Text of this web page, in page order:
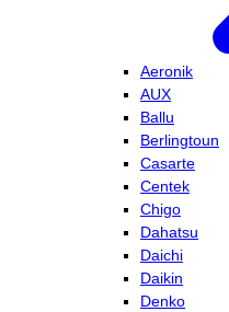
Aeronik
AUX
Ballu
Berlingtoun
Casarte
Centek
Chigo
Dahatsu
Daichi
Daikin
Denko